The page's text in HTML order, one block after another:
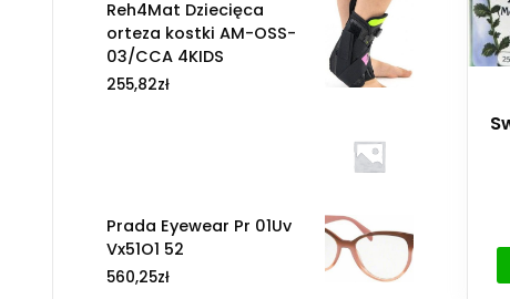
Reh4Mat Dziecięca
orteza kostki AM-OSS-
03/CCA 4KIDS
255,82zł
Prada Eyewear Pr 01Uv
Vx51O1 52
560,25zł